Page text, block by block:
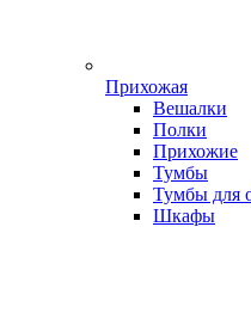
Прихожая
Вешалки
Полки
Прихожие
Тумбы
Тумбы для
Шкафы